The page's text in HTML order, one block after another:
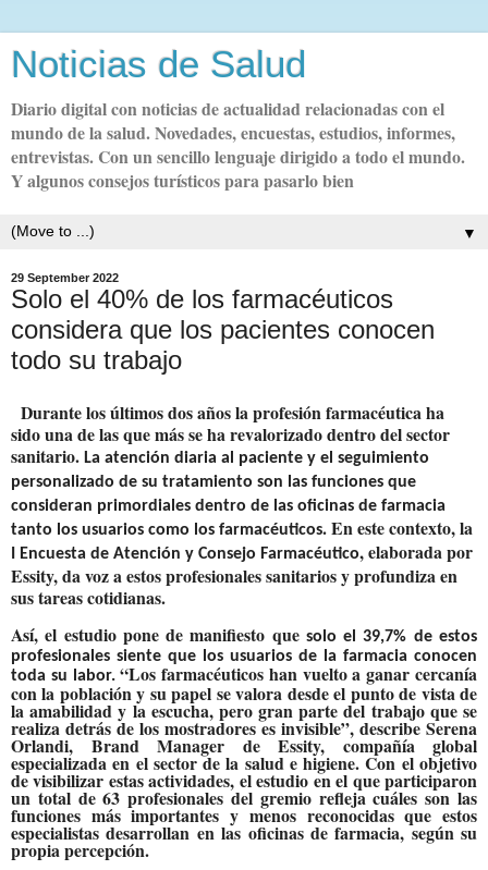
Noticias de Salud
Diario digital con noticias de actualidad relacionadas con el
mundo de la salud. Novedades, encuestas, estudios, informes,
entrevistas. Con un sencillo lenguaje dirigido a todo el mundo.
Y algunos consejos turísticos para pasarlo bien
▼
29 September 2022
Solo el 40% de los farmacéuticos
considera que los pacientes conocen
todo su trabajo
Durante los últimos dos años la profesión farmacéutica ha
sido una de las que más se ha revalorizado dentro del sector
sanitario. La atención diaria al paciente y el seguimiento
personalizado de su tratamiento son las funciones que
consideran primordiales dentro de las oficinas de farmacia
tanto los usuarios como los farmacéuticos. En este contexto, la
I Encuesta de Atención y Consejo Farmacéutico, elaborada por
Essity, da voz a estos profesionales sanitarios y profundiza en
sus tareas cotidianas.
Así, el estudio pone de manifiesto que solo el 39,7% de estos
profesionales siente que los usuarios de la farmacia conocen
toda su labor.“Los farmacéuticos han vuelto a ganar cercanía
con la población y su papel se valora desde el punto de vista de
la amabilidad y la escucha, pero gran parte del trabajo que se
realiza detrás de los mostradores es invisible”, describe Serena
Orlandi, Brand Manager de Essity, compañía global
especializada en el sector de la salud e higiene. Con el objetivo
de visibilizar estas actividades, el estudio en el que participaron
un total de 63 profesionales del gremio refleja cuáles son las
funciones más importantes y menos reconocidas que estos
especialistas desarrollan en las oficinas de farmacia, según su
propia percepción.